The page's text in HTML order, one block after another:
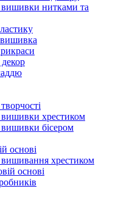
нитками та
хрестиком
бісером
основі
хрестиком
основі